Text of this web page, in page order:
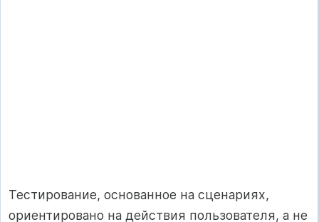
Тестирование, основанное на сценариях,
ориентировано на действия пользователя, а не